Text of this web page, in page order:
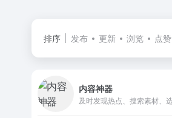
排序 发布 更新 浏览 点赞
内容神器